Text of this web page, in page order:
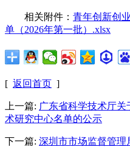
相关附件： 青年创新创
单（2026年第一批）.xlsx
[ 返回首页 ]
上一篇: 广东省科学技术厅关
术研究中心名单的公示
下一篇: 深圳市市场监督管理